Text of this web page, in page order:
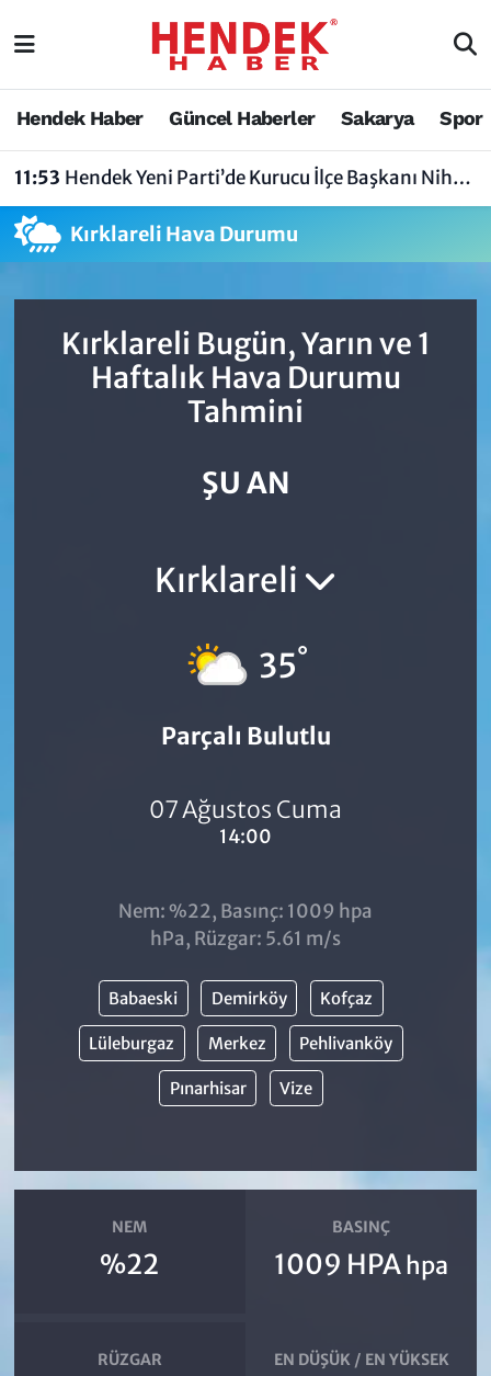
Hendek Haber Güncel Haberler Sakarya Spor
11:53 Hendek Yeni Parti’de Kurucu İlçe Başkanı Nihat Bayraktar Oldu
Kırklareli Hava Durumu
Kırklareli Bugün, Yarın ve 1
Haftalık Hava Durumu
Tahmini
ŞU AN
Kırklareli
35°
Parçalı Bulutlu
07 Ağustos Cuma
14:00
Nem: %22, Basınç: 1009 hpa
hPa, Rüzgar: 5.61 m/s
Babaeski Demirköy Kofçaz
Lüleburgaz Merkez Pehlivanköy
Pınarhisar Vize
NEM
%22
BASINÇ
1009 HPA hpa
RÜZGAR EN DÜŞÜK / EN YÜKSEK
Hendek Haber
Nöbetçi Eczaneler
Vefat Edenler
Hendek Haber
Hakkında
Hendek Haber Reklam Servisi
Sakarya Nöbetçi Eczaneler
Sakarya Trafik Yoğunluk Haritası
Tüm Manşetler
Son Dakika Haberleri